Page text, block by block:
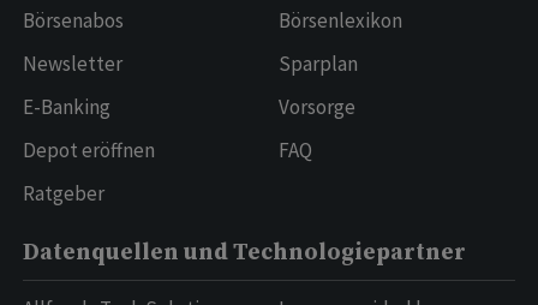
Börsenabos
Newsletter
E-Banking
Depot eröffnen
Ratgeber
Börsenlexikon
Sparplan
Vorsorge
FAQ
Datenquellen und Technologiepartner